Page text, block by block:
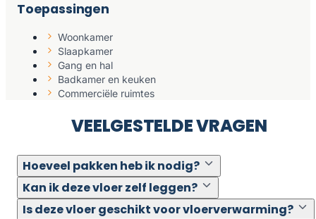
Toepassingen
Woonkamer
Slaapkamer
Gang en hal
Badkamer en keuken
Commerciële ruimtes
VEELGESTELDE VRAGEN
Hoeveel pakken heb ik nodig?
Kan ik deze vloer zelf leggen?
Is deze vloer geschikt voor vloerverwarming?